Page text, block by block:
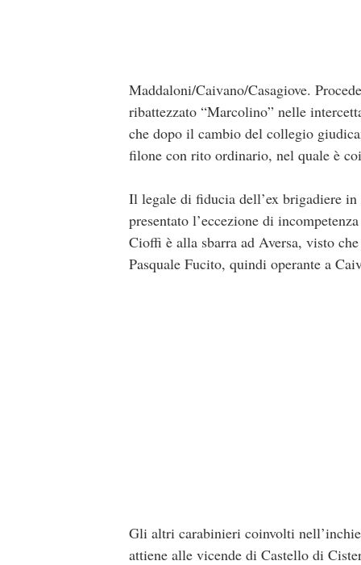
Maddaloni/Caivano/Casagiove.
ribattezzato “Marcolino” nelle
che dopo il cambio del collegio
filone con rito ordinario, nel quale è
Il legale di fiducia dell’ex brigadiere
presentato l’eccezione di
Cioffi è alla sbarra ad Aversa, visto
Pasquale Fucito, quindi operante a
Gli altri carabinieri coinvolti
attiene alle vicende di Castello di